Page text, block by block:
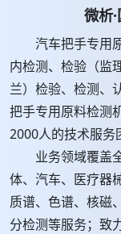
微析
汽车把手专用
内检测、检验（监
兰）检验、检测、
把手专用原料检测
2000人的技术服务
业务领域覆盖
体、汽车、医疗器
质谱、色谱、核磁
分检测等服务；致